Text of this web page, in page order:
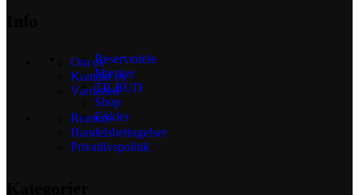
Om os
Kontakt os
Værksted
Reusers
Handelsbetingelser
Privatlivspolitik
Reservedele
Mærker
TILBUD
Shop
Cykler